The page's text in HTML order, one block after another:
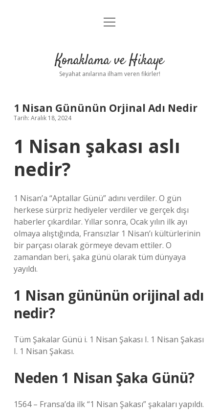
Anasayfa
Yasal Uyarı
menüyü
Konaklama ve Hikaye
Seyahat anılarına ilham veren fikirler!
1 Nisan Gününün Orjinal Adı Nedir
Tarih: Aralık 18, 2024
1 Nisan şakası aslı
nedir?
1 Nisan’a “Aptallar Günü” adını verdiler. O gün
herkese sürpriz hediyeler verdiler ve gerçek dışı
haberler çıkardılar. Yıllar sonra, Ocak yılın ilk ayı
olmaya alıştığında, Fransızlar 1 Nisan’ı kültürlerinin
bir parçası olarak görmeye devam ettiler. O
zamandan beri, şaka günü olarak tüm dünyaya
yayıldı.
1 Nisan gününün orijinal adı
nedir?
Tüm Şakalar Günü i. 1 Nisan Şakası I. 1 Nisan Şakası
I. 1 Nisan Şakası.
Neden 1 Nisan Şaka Günü?
1564 – Fransa’da ilk “1 Nisan Şakası” şakaları yapıldı.